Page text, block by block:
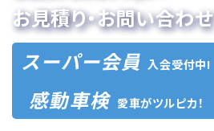
お見積り・お問い合わせ
スーパー会員 入会受付中!
感動車検 愛車がツルピカ！